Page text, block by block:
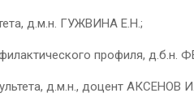
д.м.н. ГУЖВИНА Е.Н.;
профиля, д.б.н.
д.м.н., доцент АКСЕНОВ